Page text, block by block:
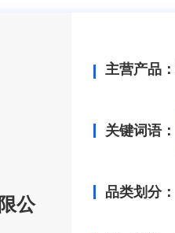
公
主营产品：
关键词语：
品类划分：